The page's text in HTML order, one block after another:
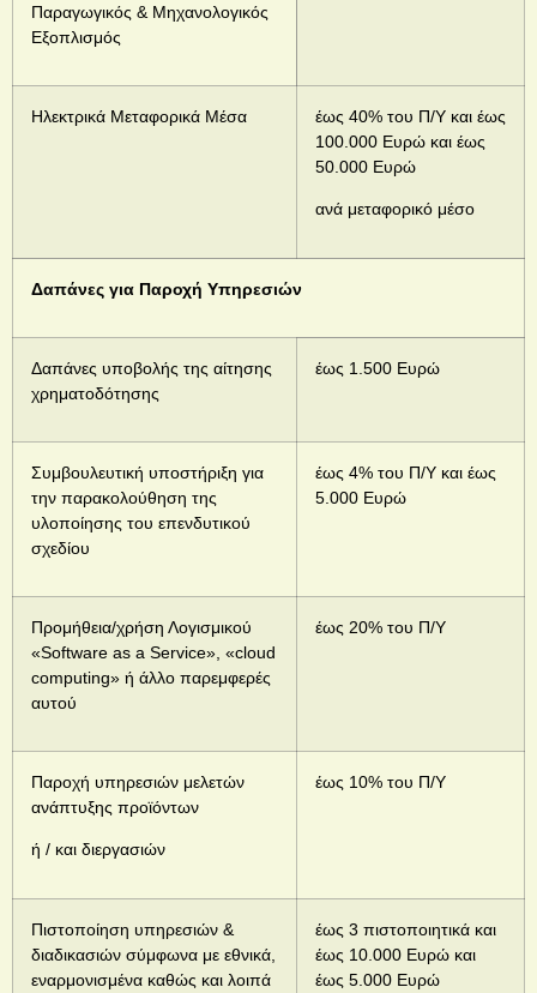
Παραγωγικός & Μηχανολογικός
Εξοπλισμός
Ηλεκτρικά Μεταφορικά Μέσα
έως 40% του Π/Υ και έως
100.000 Ευρώ και έως
50.000 Ευρώ
ανά μεταφορικό μέσο
Δαπάνες για Παροχή Υπηρεσιών
Δαπάνες υποβολής της αίτησης
χρηματοδότησης
έως 1.500 Ευρώ
Συμβουλευτική υποστήριξη για
την παρακολούθηση της
υλοποίησης του επενδυτικού
σχεδίου
έως 4% του Π/Υ και έως
5.000 Ευρώ
Προμήθεια/χρήση Λογισμικού
«Software as a Service», «cloud
computing» ή άλλο παρεμφερές
αυτού
έως 20% του Π/Υ
Παροχή υπηρεσιών μελετών
ανάπτυξης προϊόντων
ή / και διεργασιών
έως 10% του Π/Υ
Πιστοποίηση υπηρεσιών &
διαδικασιών σύμφωνα με εθνικά,
εναρμονισμένα καθώς και λοιπά
έως 3 πιστοποιητικά και
έως 10.000 Ευρώ και
έως 5.000 Ευρώ